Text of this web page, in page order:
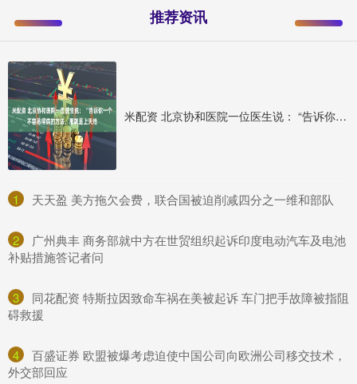
推荐资讯
米配资 北京协和医院一位医生说： “告诉你一个不容易得病的方法，那就是上天给
1 ​天天盈 美方拖欠会费，联合国被迫削减四分之一维和部队
2
​广州典丰 商务部就中方在世贸组织起诉印度电动汽车及电池
补贴措施答记者问
3
​同花配资 特斯拉因致命车祸在美被起诉 车门把手故障被指阻
碍救援
4
​百盛证券 欧盟被爆考虑迫使中国公司向欧洲公司移交技术，
外交部回应